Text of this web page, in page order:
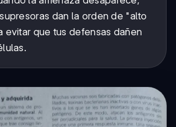
dan la orden de "alto
evitar que tus defensas dañen